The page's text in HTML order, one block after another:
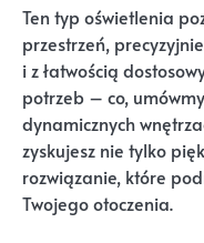
Ten typ oświetlenia
przestrzeń,
i z łatwością
potrzeb – co,
dynamicznych
zyskujesz nie tylko
rozwiązanie, które
Twojego otoczenia.